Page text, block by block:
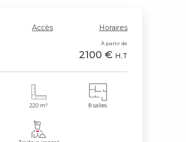
Accès Horaires
À partir de
2100 € H.T
220 m² 8 salles